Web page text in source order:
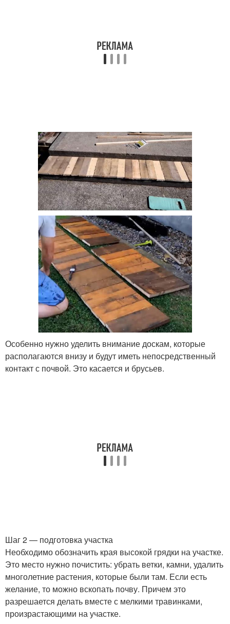
Особенно нужно уделить внимание доскам, которые
располагаются внизу и будут иметь непосредственный
контакт с почвой. Это касается и брусьев.
Шаг 2 — подготовка участка
Необходимо обозначить края высокой грядки на участке.
Это место нужно почистить: убрать ветки, камни, удалить
многолетние растения, которые были там. Если есть
желание, то можно вскопать почву. Причем это
разрешается делать вместе с мелкими травинками,
произрастающими на участке.